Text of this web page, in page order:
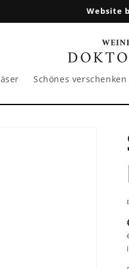
Website
Schönes verschenken